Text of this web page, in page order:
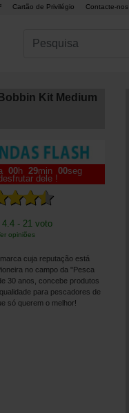
Cartão de Privilégio Contacte-nos
Kit Medium
00h 28min 58seg
dele !
4.4 - 21 voto
opiniões
cuja reputação está
no campo da "Pesca
30 anos, concebe produtos
para pescadores de
só querem o melhor!